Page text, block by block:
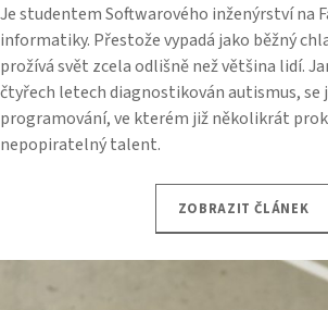
Je studentem Softwarového inženýrství na
informatiky. Přestože vypadá jako běžný
prožívá svět zcela odlišně než většina lidí.
čtyřech letech diagnostikován autismus, se
programování, ve kterém již několikrát
nepopiratelný talent.
ZOBRAZIT ČLÁNEK